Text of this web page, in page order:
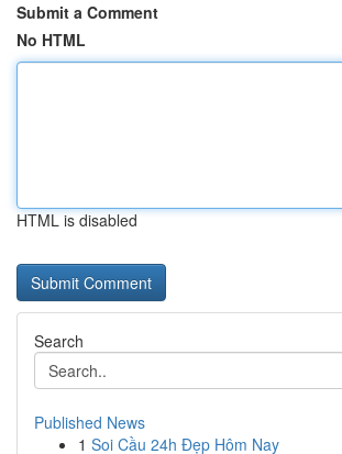
Submit a Comment
No HTML
HTML is disabled
Search
Published News
1 Soi Cầu 24h Đẹp Hôm Nay